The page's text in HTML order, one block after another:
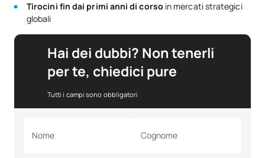
Tirocini fin dai primi anni di corso in mercati strategici
globali
Hai dei dubbi? Non tenerli
per te, chiedici pure
Tutti i campi sono obbligatori
Nome Cognome